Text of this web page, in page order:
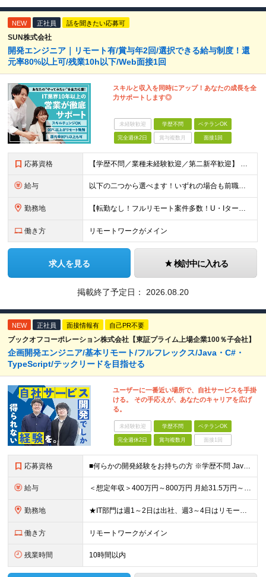
NEW 正社員 話を聞きたい応募可
SUN株式会社
開発エンジニア｜リモート有/賞与年2回/選択できる給与制度！還
元率80%以上可/残業10h以下/Web面接1回
スキルと収入を同時にアップ！あなたの成長を全
力サポートします◎
未経験歓迎 学歴不問 ベテランOK
完全週休2日 賞与複数月 面接1回
応募資格 【学歴不問／業種未経験歓迎／第二新卒歓迎】 ■IT・システムエンジニアの実務経験をお持ちの方※工程や使用言語、経験年数は不問 ◎転職回数は不問 ＼下記のような方にオススメ／ ・安定した収入を得たい方
給与 以下の二つから選べます！いずれの場合も前職の給与を考盛し給与シミュレーションを作成します。 【プロセス型（コツコツ給与を上げたい方向け）】 ■月給25万円～50万円 ※年齢や社歴、仕事の取り組み姿勢
勤務地 【転勤なし！フルリモート案件多数！U・Iターン歓迎】 一都三県を中心に豊富な案件を保有しております！ 東京・愛知・大阪・広島・福岡・新潟の 各プロジェクト先または自社拠点 ※勤務地は希望を考慮します
働き方 リモートワークがメイン
求人を見る 検討中に入れる
掲載終了予定日： 2026.08.20
NEW 正社員 面接情報有 自己PR不要
ブックオフコーポレーション株式会社【東証プライム上場企業100％子会社】
企画開発エンジニア/基本リモート/フルフレックス/Java・C#・
TypeScript/テックリードを目指せる
ユーザーに一番近い場所で、自社サービスを手掛
ける。 その手応えが、あなたのキャリアを広げ
る。
未経験歓迎 学歴不問 ベテランOK
完全週休2日 賞与複数月 面接1回
応募資格 ■何らかの開発経験をお持ちの方 ※学歴不問 Javaは経験ないがWebアプリケーション運用知識やDB知識が豊富など 何か一つでも強みがあれば活躍できる可能性があります！ 興味をお持ちいただけましたら
給与 ＜想定年収＞400万円～800万円 月給31.5万円～55万円＋賞与＋交通費全額支給＋各種手当 ※経験・能力などを考慮し相談の上、当社規定により決定します。 ※上記金額には16～21時間分のみなし残
勤務地 ★IT部門は週1～2日は出社、週3～4日はリモートワーク ★勤務地はご本人のご希望を最優先します ■飯田橋オフィス／東京都新宿区揚場町2-26 SKビル ■本社／神奈川県相模原市南区古淵2-14-
働き方 リモートワークがメイン
残業時間 10時間以内